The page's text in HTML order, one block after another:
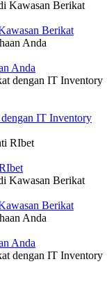
Berikat
Anda
IT Inventory
Berikat
Anda